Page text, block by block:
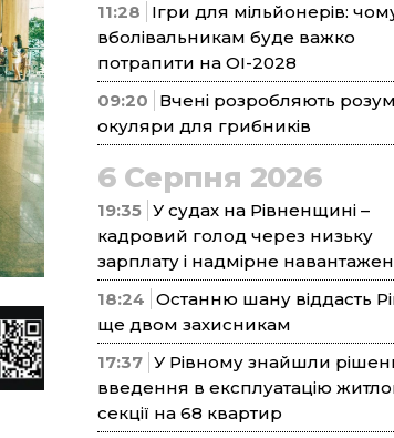
11:28
Ігри для мільйонерів:
вболівальникам буде важко
потрапити на ОІ-2028
09:20
Вчені розробляють
окуляри для грибників
6 Серпня 2026
19:35 У судах на Рівненщині –
кадровий голод через низьку
зарплату і надмірне
18:24 Останню шану віддасть
ще двом захисникам
17:37 У Рівному знайшли
введення в експлуатацію
секції на 68 квартир